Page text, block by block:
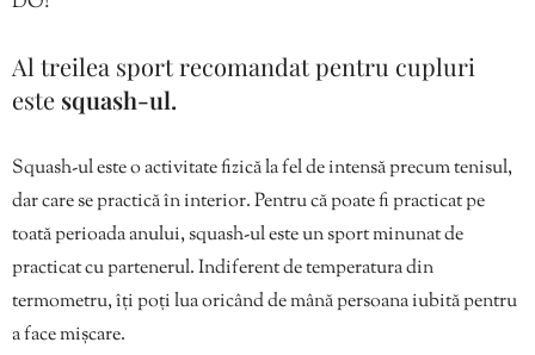
Al treilea sport recomandat pentru cupluri
este squash-ul.
Squash-ul este o activitate fizică la fel de intensă precum tenisul,
dar care se practică în interior. Pentru că poate fi practicat pe
toată perioada anului, squash-ul este un sport minunat de
practicat cu partenerul. Indiferent de temperatura din
termometru, îți poți lua oricând de mână persoana iubită pentru
a face mișcare.